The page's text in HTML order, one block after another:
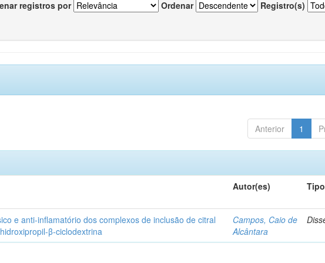
registros por Ordenar Registro(s)
Anterior 1
Autor(es) Tipo
e anti-inflamatório dos complexos de inclusão de citral
β-ciclodextrina
Campos, Caio de
Alcântara